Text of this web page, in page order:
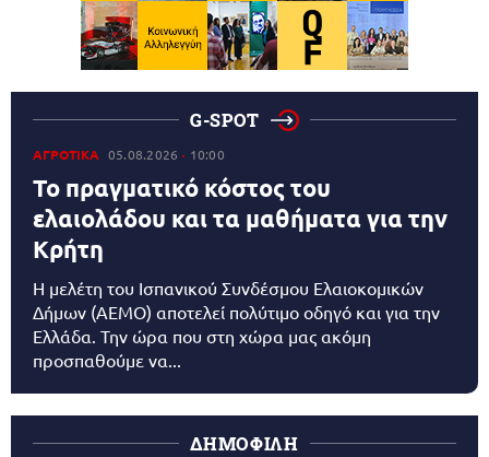
G-SPOT
ΑΓΡΟΤΙΚΑ 05.08.2026 10:00
Το πραγματικό κόστος του
ελαιολάδου και τα μαθήματα για την
Κρήτη
Η μελέτη του Ισπανικού Συνδέσμου Ελαιοκομικών
Δήμων (AEMO) αποτελεί πολύτιμο οδηγό και για την
Ελλάδα. Την ώρα που στη χώρα μας ακόμη
προσπαθούμε να...
ΔΗΜΟΦΙΛΗ